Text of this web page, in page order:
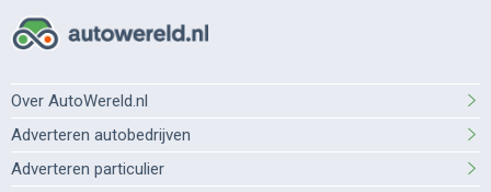
Over AutoWereld.nl
Adverteren autobedrijven
Adverteren particulier